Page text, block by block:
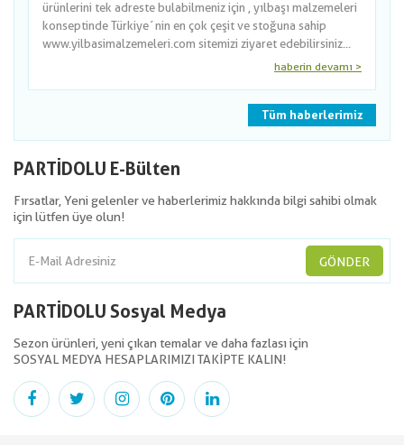
ürünlerini tek adreste bulabilmeniz için , yılbaşı malzemeleri
konseptinde Türkiye´nin en çok çeşit ve stoğuna sahip
www.yilbasimalzemeleri.com sitemizi ziyaret edebilirsiniz...
haberin devamı >
Tüm haberlerimiz
PARTİDOLU E-Bülten
Fırsatlar, Yeni gelenler ve haberlerimiz hakkında bilgi sahibi olmak
için lütfen üye olun!
GÖNDER
PARTİDOLU Sosyal Medya
Sezon ürünleri, yeni çıkan temalar ve daha fazlası için
SOSYAL MEDYA HESAPLARIMIZI TAKİPTE KALIN!